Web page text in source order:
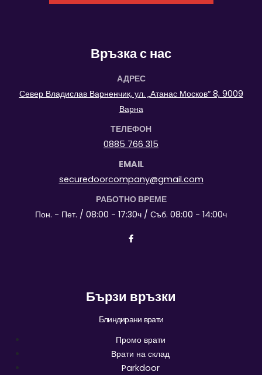
Връзка с нас
АДРЕС
Север Владислав Варненчик, ул. „Атанас Москов“ 8, 9009
Варна
ТЕЛЕФОН
0885 766 315
EMAIL
securedoorcompany@gmail.com
РАБОТНО ВРЕМЕ
Пон. - Пет. / 08:00 - 17:30ч / Съб. 08:00 - 14:00ч
Бързи връзки
Блиндирани врати
Промо врати
Врати на склад
Parkdoor